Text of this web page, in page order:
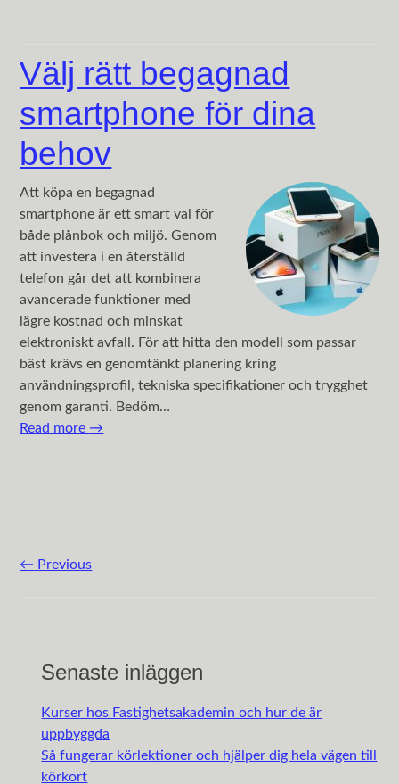
Välj rätt begagnad
smartphone för dina
behov
Att köpa en begagnad
smartphone är ett smart val för
både plånbok och miljö. Genom
att investera i en återställd
telefon går det att kombinera
avancerade funktioner med
lägre kostnad och minskat
elektroniskt avfall. För att hitta den modell som passar
bäst krävs en genomtänkt planering kring
användningsprofil, tekniska specifikationer och trygghet
genom garanti. Bedöm…
Read more →
Post navigation
← Previous
Senaste inläggen
Kurser hos Fastighetsakademin och hur de är
uppbyggda
Så fungerar körlektioner och hjälper dig hela vägen till
körkort